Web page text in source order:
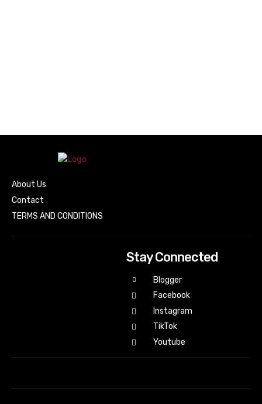
About Us
Contact
TERMS AND CONDITIONS
Stay Connected
Blogger
Facebook
Instagram
TikTok
Youtube